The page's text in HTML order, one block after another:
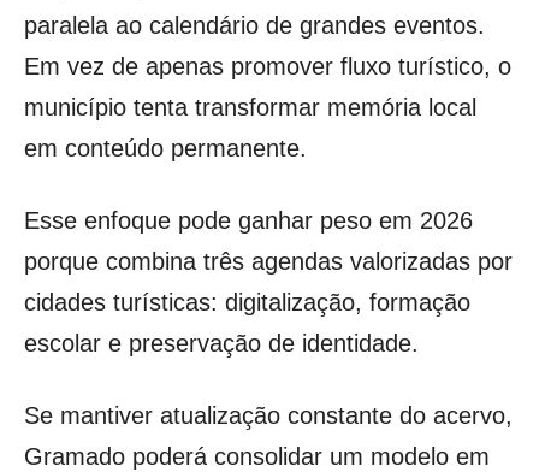
paralela ao calendário de grandes eventos.
Em vez de apenas promover fluxo turístico, o
município tenta transformar memória local
em conteúdo permanente.
Esse enfoque pode ganhar peso em 2026
porque combina três agendas valorizadas por
cidades turísticas: digitalização, formação
escolar e preservação de identidade.
Se mantiver atualização constante do acervo,
Gramado poderá consolidar um modelo em